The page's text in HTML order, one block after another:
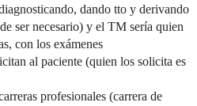
dando tto y derivando
ser necesario) y el TM sería quien
con los exámenes
al paciente (quien los solicita es
profesionales (carrera de